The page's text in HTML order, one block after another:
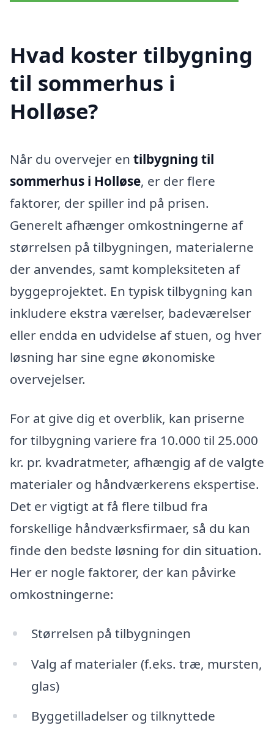
Hvad koster tilbygning
til sommerhus i
Holløse?
Når du overvejer en tilbygning til
sommerhus i Holløse, er der flere
faktorer, der spiller ind på prisen.
Generelt afhænger omkostningerne af
størrelsen på tilbygningen, materialerne
der anvendes, samt kompleksiteten af
byggeprojektet. En typisk tilbygning kan
inkludere ekstra værelser, badeværelser
eller endda en udvidelse af stuen, og hver
løsning har sine egne økonomiske
overvejelser.
For at give dig et overblik, kan priserne
for tilbygning variere fra 10.000 til 25.000
kr. pr. kvadratmeter, afhængig af de valgte
materialer og håndværkerens ekspertise.
Det er vigtigt at få flere tilbud fra
forskellige håndværksfirmaer, så du kan
finde den bedste løsning for din situation.
Her er nogle faktorer, der kan påvirke
omkostningerne:
Størrelsen på tilbygningen
Valg af materialer (f.eks. træ, mursten,
glas)
Byggetilladelser og tilknyttede